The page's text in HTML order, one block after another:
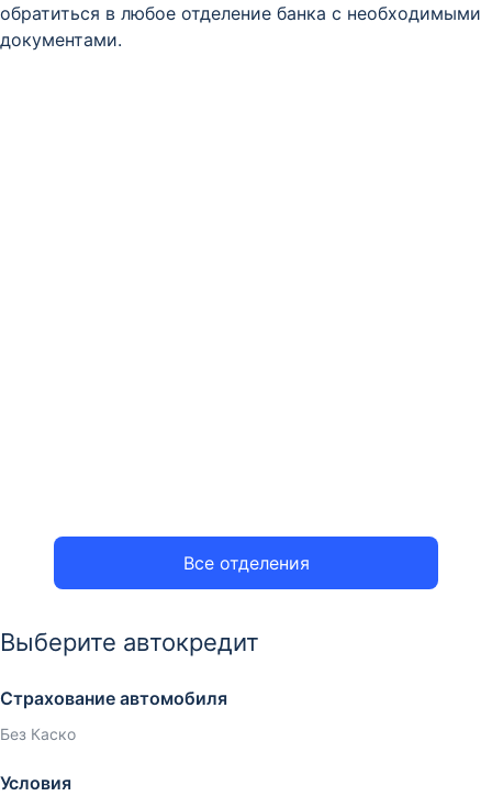
Все отделения
обратиться в любое отделение банка с необходимыми
документами.
Выберите автокредит
Страхование автомобиля
Без Каско
Условия